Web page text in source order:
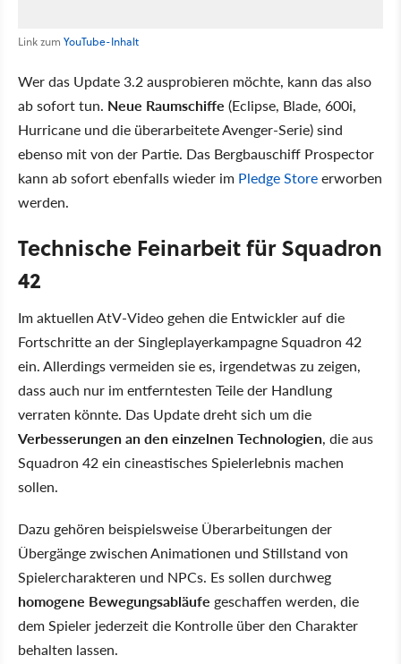
Link zum YouTube-Inhalt
Wer das Update 3.2 ausprobieren möchte, kann das also
ab sofort tun. Neue Raumschiffe (Eclipse, Blade, 600i,
Hurricane und die überarbeitete Avenger-Serie) sind
ebenso mit von der Partie. Das Bergbauschiff Prospector
kann ab sofort ebenfalls wieder im Pledge Storeerworben
werden.
Technische Feinarbeit für Squadron
42
Im aktuellen AtV-Video gehen die Entwickler auf die
Fortschritte an der Singleplayerkampagne Squadron 42
ein. Allerdings vermeiden sie es, irgendetwas zu zeigen,
dass auch nur im entferntesten Teile der Handlung
verraten könnte. Das Update dreht sich um die
Verbesserungen an den einzelnen Technologien, die aus
Squadron 42 ein cineastisches Spielerlebnis machen
sollen.
Dazu gehören beispielsweise Überarbeitungen der
Übergänge zwischen Animationen und Stillstand von
Spielercharakteren und NPCs. Es sollen durchweg
homogene Bewegungsabläufe geschaffen werden, die
dem Spieler jederzeit die Kontrolle über den Charakter
behalten lassen.